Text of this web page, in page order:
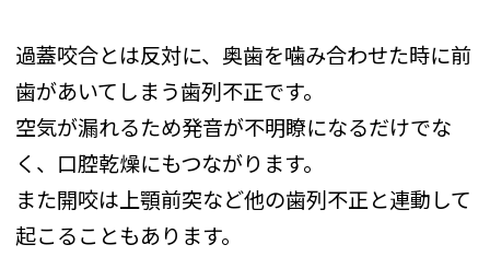
過蓋咬合とは反対に、奥歯を噛み合わせた時に前
歯があいてしまう歯列不正です。
空気が漏れるため発音が不明瞭になるだけでな
く、口腔乾燥にもつながります。
また開咬は上顎前突など他の歯列不正と連動して
起こることもあります。